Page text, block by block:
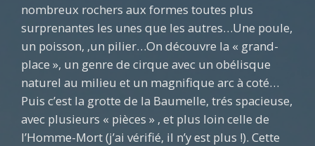
nombreux rochers aux formes toutes plus
surprenantes les unes que les autres…Une poule,
un poisson, ,un pilier…On découvre la « grand-
place », un genre de cirque avec un obélisque
naturel au milieu et un magnifique arc à coté…
Puis c’est la grotte de la Baumelle, trés spacieuse,
avec plusieurs « pièces » , et plus loin celle de
l’Homme-Mort (j’ai vérifié, il n’y est plus !). Cette